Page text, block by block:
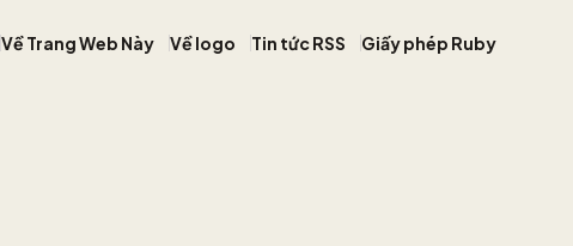
Về Trang Web Này Về logo Tin tức RSS Giấy phép Ruby